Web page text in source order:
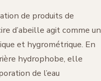
de produits de
d’abeille agit comme un
et hygrométrique. En
hydrophobe, elle
de l’eau